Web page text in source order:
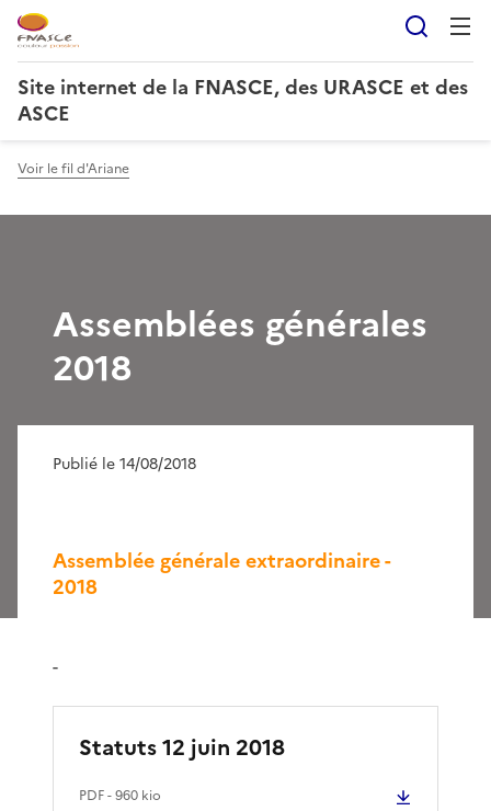
Site internet de la FNASCE, des URASCE et des
ASCE
Voir le fil d'Ariane
Assemblées générales
2018
Publié le 14/08/2018
Assemblée générale extraordinaire -
2018
-
Statuts 12 juin 2018
PDF- 960 kio